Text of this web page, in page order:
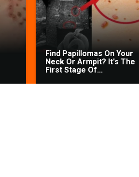
Find Papillomas On Your
Neck Or Armpit? It's The
First Stage Of...